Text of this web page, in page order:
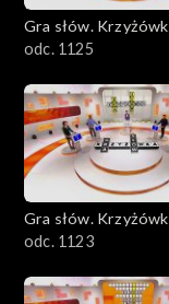
Gra słów.
odc. 1125
Gra słów.
odc. 1123